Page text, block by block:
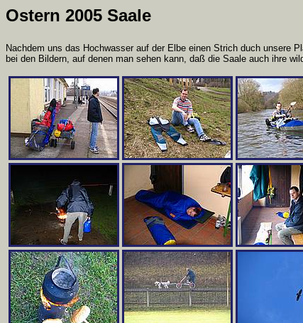
Ostern 2005 Saale
Nachdem uns das Hochwasser auf der Elbe einen Strich duch unsere
bei den Bildern, auf denen man sehen kann, daß die Saale auch ihre